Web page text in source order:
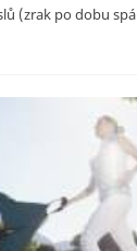
(zrak po dobu